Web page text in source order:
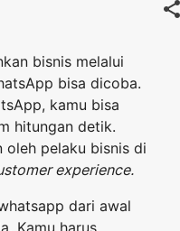
bisnis melalui
bisa dicoba.
kamu bisa
hitungan detik.
oleh pelaku bisnis di
experience.
dari awal